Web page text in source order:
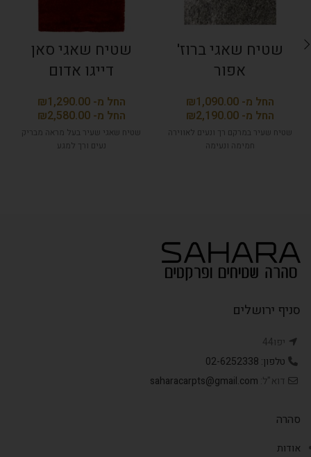
שטיח שאגי ברוז'
אפור
₪
₪
שטיח שעיר במרקם רך ונעים לאווירה
חמימה ונעימה
שטיח שאגי סאן
דייגו אדום
₪
₪
שטיח שאגי שעיר בעל מראה מבריק
נעים ורך למגע
סניף ירושלים
יפו44
טלפון: 02-6252338
דוא"ל: saharacarpts@gmail.com
סהרה
אודות